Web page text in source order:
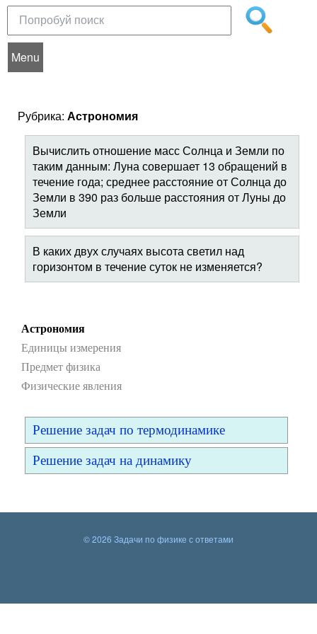
Menu
Рубрика: Астрономия
Вычислить отношение масс Солнца и Земли по
таким данным: Луна совершает 13 обращений в
течение года; среднее расстояние от Солнца до
Земли в 390 раз больше расстояния от Луны до
Земли
В каких двух случаях высота светил над
горизонтом в течение суток не изменяется?
Астрономия
Единицы измерения
Предмет физика
Физические явления
Решение задач по термодинамике
Решение задач на динамику
© 2026 Задачи по физике с ответами